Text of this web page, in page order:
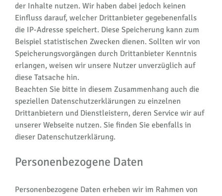
der Inhalte nutzen. Wir haben dabei jedoch keinen
Einfluss darauf, welcher Drittanbieter gegebenenfalls
die IP-Adresse speichert. Diese Speicherung kann zum
Beispiel statistischen Zwecken dienen. Sollten wir von
Speicherungsvorgängen durch Drittanbieter Kenntnis
erlangen, weisen wir unsere Nutzer unverzüglich auf
diese Tatsache hin.
Beachten Sie bitte in diesem Zusammenhang auch die
speziellen Datenschutzerklärungen zu einzelnen
Drittanbietern und Dienstleistern, deren Service wir auf
unserer Webseite nutzen. Sie finden Sie ebenfalls in
dieser Datenschutzerklärung.
Personenbezogene Daten
Personenbezogene Daten erheben wir im Rahmen von